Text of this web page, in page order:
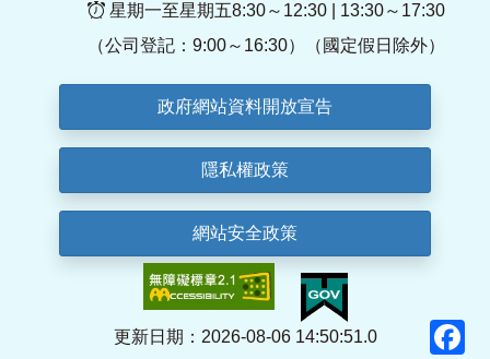
星期一至星期五8:30～12:30 | 13:30～17:30
（公司登記：9:00～16:30）（國定假日除外）
政府網站資料開放宣告
隱私權政策
網站安全政策
更新日期：2026-08-06 14:50:51.0